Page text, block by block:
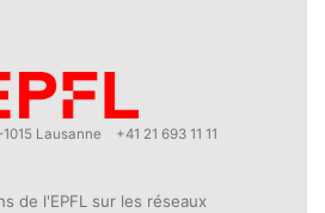
1015 Lausanne +41 21 693 11 11
de l'EPFL sur les réseaux